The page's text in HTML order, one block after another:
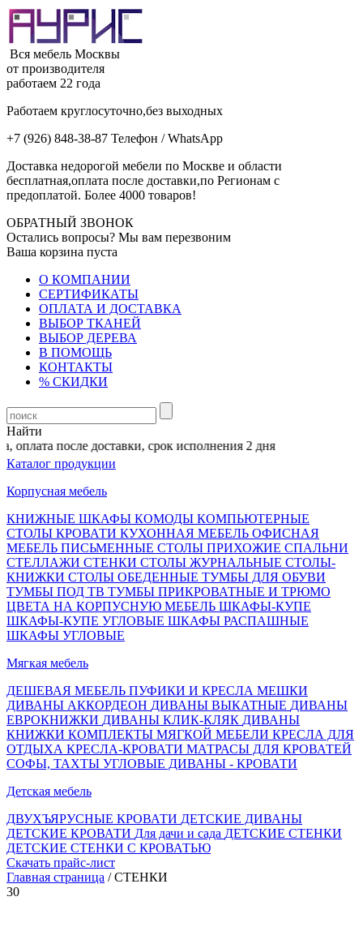
Вся мебель Москвы
от производителя
работаем 22 года
Работаем круглосуточно,без выходных
+7 (926) 848-38-87 Телефон / WhatsApp
Доставка недорогой мебели по Москве и области
бесплатная,оплата после доставки,по Регионам с
предоплатой. Более 4000 товаров!
ОБРАТНЫЙ ЗВОНОК
Остались вопросы? Мы вам перезвоним
Ваша корзина пуста
О КОМПАНИИ
СЕРТИФИКАТЫ
ОПЛАТА И ДОСТАВКА
ВЫБОР ТКАНЕЙ
ВЫБОР ДЕРЕВА
В ПОМОЩЬ
КОНТАКТЫ
% СКИДКИ
Найти
после доставки, срок исполнения 2 дня
Каталог продукции
Корпусная мебель
КНИЖНЫЕ ШКАФЫ КОМОДЫ КОМПЬЮТЕРНЫЕ
СТОЛЫ КРОВАТИ КУХОННАЯ МЕБЕЛЬ ОФИСНАЯ
МЕБЕЛЬ ПИСЬМЕННЫЕ СТОЛЫ ПРИХОЖИЕ СПАЛЬНИ
СТЕЛЛАЖИ СТЕНКИ СТОЛЫ ЖУРНАЛЬНЫЕ СТОЛЫ-
КНИЖКИ СТОЛЫ ОБЕДЕННЫЕ ТУМБЫ ДЛЯ ОБУВИ
ТУМБЫ ПОД ТВ ТУМБЫ ПРИКРОВАТНЫЕ И ТРЮМО
ЦВЕТА НА КОРПУСНУЮ МЕБЕЛЬ ШКАФЫ-КУПЕ
ШКАФЫ-КУПЕ УГЛОВЫЕ ШКАФЫ РАСПАШНЫЕ
ШКАФЫ УГЛОВЫЕ
Мягкая мебель
ДЕШЕВАЯ МЕБЕЛЬ ПУФИКИ И КРЕСЛА МЕШКИ
ДИВАНЫ АККОРДЕОН ДИВАНЫ ВЫКАТНЫЕ ДИВАНЫ
ЕВРОКНИЖКИ ДИВАНЫ КЛИК-КЛЯК ДИВАНЫ
КНИЖКИ КОМПЛЕКТЫ МЯГКОЙ МЕБЕЛИ КРЕСЛА ДЛЯ
ОТДЫХА КРЕСЛА-КРОВАТИ МАТРАСЫ ДЛЯ КРОВАТЕЙ
СОФЫ, ТАХТЫ УГЛОВЫЕ ДИВАНЫ - КРОВАТИ
Детская мебель
ДВУХЪЯРУСНЫЕ КРОВАТИ ДЕТСКИЕ ДИВАНЫ
ДЕТСКИЕ КРОВАТИ Для дачи и сада ДЕТСКИЕ СТЕНКИ
ДЕТСКИЕ СТЕНКИ С КРОВАТЬЮ
Скачать прайс-лист
Главная страница / СТЕНКИ
30